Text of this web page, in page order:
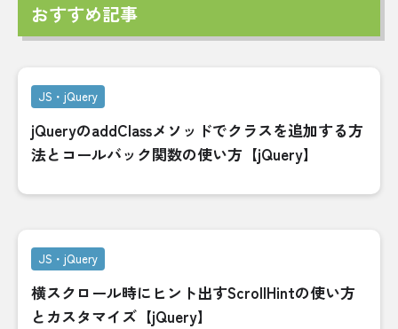
おすすめ記事
JS・jQuery
jQueryのaddClassメソッドでクラスを追加する方
法とコールバック関数の使い方【jQuery】
JS・jQuery
横スクロール時にヒント出すScrollHintの使い方
とカスタマイズ【jQuery】